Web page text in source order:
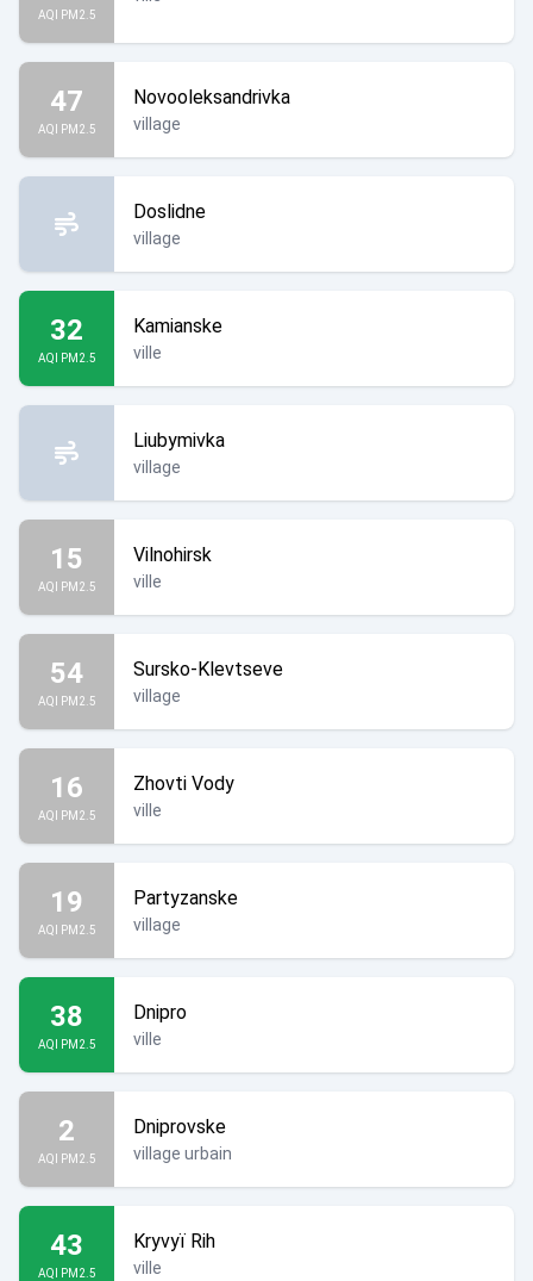
l'Ukraine !
AQI PM2.5
47
AQI PM2.5
Novooleksandrivka
village
Doslidne
village
32
AQI PM2.5
Kamianske
ville
Liubymivka
village
15
AQI PM2.5
Vilnohirsk
ville
54
AQI PM2.5
Sursko-Klevtseve
village
16
AQI PM2.5
Zhovti Vody
ville
19
AQI PM2.5
Partyzanske
village
38
AQI PM2.5
Dnipro
ville
2
AQI PM2.5
Dniprovske
village urbain
43
AQI PM2.5
Kryvyï Rih
ville